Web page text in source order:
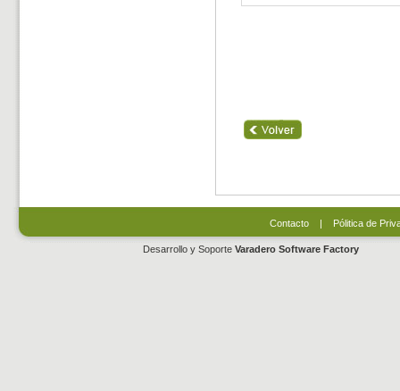
Contacto| Pólitica de
Desarrollo y Soporte Varadero Software Factory